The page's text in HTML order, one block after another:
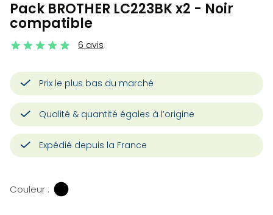
Pack BROTHER LC223BK x2 - Noir
compatible
6 avis
Prix le plus bas du marché
Qualité & quantité égales à l’origine
Expédié depuis la France
Couleur :